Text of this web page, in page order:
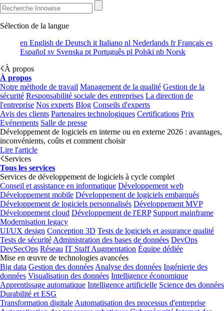
Sélection de la langue
en English de Deutsch it Italiano nl Nederlands frFrançais es
Español sv Svenska pt Português pl Polski nb Norsk
À propos
À propos
Notre méthode de travail Management de la qualité Gestion de la
sécurité Responsabilité sociale des entreprises La direction de
l'entreprise Nos experts Blog Conseils d'experts
Avis des clients Partenaires technologiques Certifications Prix
Evénements Salle de presse
Développement de logiciels en interne ou en externe 2026 : avantages,
inconvénients, coûts et comment choisir
Lire l'article
Services
Tous les services
Services de développement de logiciels à cycle complet
Conseil et assistance en informatique Développement web
Développement mobile Développement de logiciels embarqués
Développement de logiciels personnalisés Développement MVP
Développement cloud Développement de l'ERP Support mainframe
Modernisation legacy
UI/UX design Conception 3D Tests de logiciels et assurance qualité
Tests de sécurité Administration des bases de données DevOps
DevSecOps Réseau IT Staff Augmentation Équipe dédiée
Mise en œuvre de technologies avancées
Big data Gestion des données Analyse des données Ingénierie des
données Visualisation des données Intelligence économique
Apprentissage automatique Intelligence artificielle Science des données
Durabilité et ESG
Transformation digitale Automatisation des processus d'entreprise